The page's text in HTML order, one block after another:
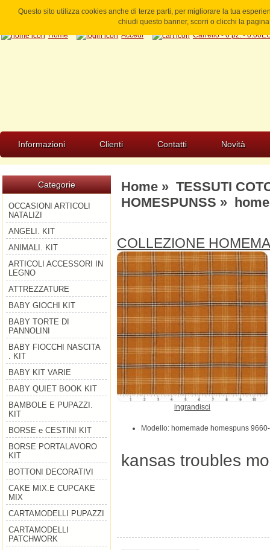
Questo sito utilizza cookies anche di terze parti, per migliorare la tua
chiudi questo banner, scorri o clicchi la
Home
Accedi Carrello - 0 pz. -
Informazioni Clienti Contatti Novità
Categorie
OCCASIONI ARTICOLI
NATALIZI
ANGELI. KIT
ANIMALI. KIT
ARTICOLI ACCESSORI IN
LEGNO
ATTREZZATURE
BABY GIOCHI KIT
BABY TORTE DI
PANNOLINI
BABY FIOCCHI NASCITA
. KIT
BABY KIT VARIE
BABY QUIET BOOK KIT
BAMBOLE E PUPAZZI.
KIT
BORSE e CESTINI KIT
BORSE PORTALAVORO
KIT
BOTTONI DECORATIVI
CAKE MIX.E CUPCAKE
MIX
CARTAMODELLI PUPAZZI
CARTAMODELLI
PATCHWORK
Home» TESSUTI
HOMESPUNSS »
COLLEZIONE
ingrandisci
Modello: homemade homespuns
kansas troubles